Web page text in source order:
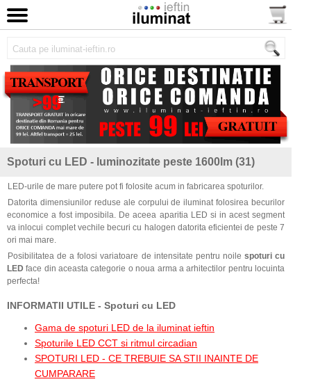
Spoturi cu LED - luminozitate peste 1600lm (31)
LED-urile de mare putere pot fi folosite acum in fabricarea spoturilor.
Datorita dimensiunilor reduse ale corpului de iluminat folosirea becurilor
economice a fost imposibila. De aceea aparitia LED si in acest segment
va inlocui complet vechile becuri cu halogen datorita eficientei de peste 7
ori mai mare.
Posibilitatea de a folosi variatoare de intensitate pentru noile spoturi cu
LED face din aceasta categorie o noua arma a arhitectilor pentru locuinta
perfecta!
INFORMATII UTILE - Spoturi cu LED
Gama de spoturi LED de la iluminat ieftin
Spoturile LED CCT si ritmul circadian
SPOTURI LED - CE TREBUIE SA STII INAINTE DE
CUMPARARE